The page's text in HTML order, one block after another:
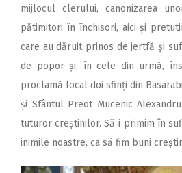
mijlocul clerului, canonizarea
pătimitori în închisori, aici și
care au dăruit prinos de jertfă şi
de popor și, în cele din urmă,
proclamă local doi sfinți din
și Sfântul Preot Mucenic
tuturor creștinilor. Să‑i primim în
inimile noastre, ca să fim buni